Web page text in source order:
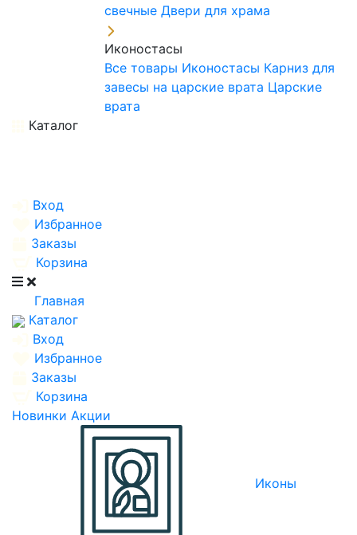
свечные Двери для храма
Иконостасы
Все товары Иконостасы Карниз для
завесы на царские врата Царские
врата
Каталог
Вход
Избранное
Заказы
Корзина
Главная
Каталог
Вход
Избранное
Заказы
Корзина
Новинки Акции
Иконы